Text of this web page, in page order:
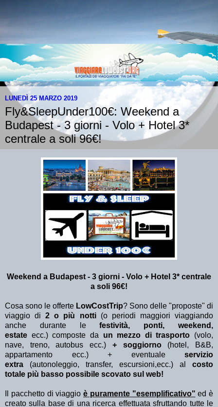
LUNEDÌ 25 MARZO 2019
Fly&SleepUnder100€: Weekend a
Budapest - 3 giorni - Volo + Hotel 3*
centrale a soli 96€!
Weekend a Budapest - 3 giorni - Volo + Hotel 3* centrale
a soli 96€!
Cosa sono le offerte LowCostTrip? Sono delle "proposte" di
viaggio di2 o più notti (o periodi maggiori viaggiando
anche durante lefestività, ponti, weekend,
estate ecc.) composte da un mezzo di trasporto (volo,
nave, treno, autobus ecc.) + soggiorno(hotel, B&B,
appartamento ecc.) + eventuale servizio
extra (autonoleggio, transfer, escursioni,ecc.) al costo
totale più basso possibile scovato sul web!
Il pacchetto di viaggio è puramente "esemplificativo" ed è
creato sulla base di una ricerca effettuata sfruttando tutte le